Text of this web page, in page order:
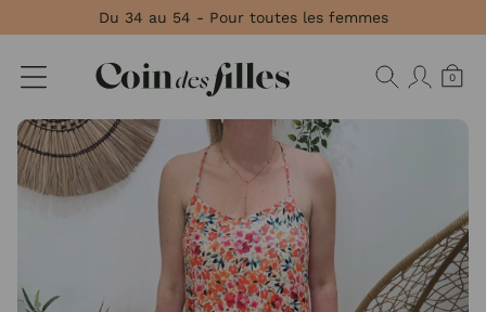
Du 34 au 54 - Pour toutes les femmes
0
Panneau de gestion des cookies